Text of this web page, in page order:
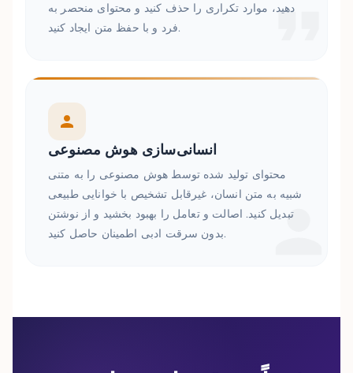
دهید، موارد تکراری را حذف کنید و محتوای منحصر به
فرد و با حفظ متن ایجاد کنید.
انسانی‌سازی هوش مصنوعی
محتوای تولید شده توسط هوش مصنوعی را به متنی
شبیه به متن انسان، غیرقابل تشخیص با خوانایی طبیعی
تبدیل کنید. اصالت و تعامل را بهبود بخشید و از نوشتن
بدون سرقت ادبی اطمینان حاصل کنید.